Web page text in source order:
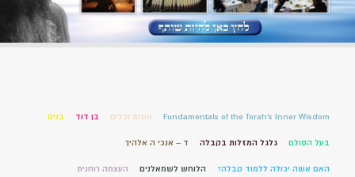
Fundamentals of the Torah’s Inner Wisdom אורות וכלים בן דוד בנים
בעל הסולם גלגל המזלות בקבלה ד – אנכי ה אלהיך
האם אשה יכולה ללמוד קבלה? הלוחש לשמאלנים העצמה רוחנית